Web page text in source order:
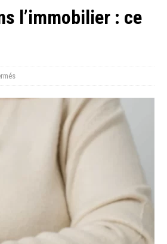
l’immobilier : ce